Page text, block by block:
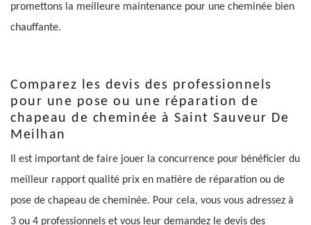
promettons la meilleure maintenance pour une cheminée bien
chauffante.
Comparez les devis des professionnels
pour une pose ou une réparation de
chapeau de cheminée à Saint Sauveur De
Meilhan
Il est important de faire jouer la concurrence pour bénéficier du
meilleur rapport qualité prix en matière de réparation ou de
pose de chapeau de cheminée. Pour cela, vous vous adressez à
3 ou 4 professionnels et vous leur demandez le devis des